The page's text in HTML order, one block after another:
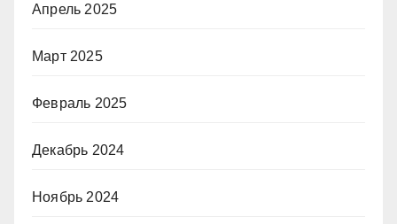
Апрель 2025
Март 2025
Февраль 2025
Декабрь 2024
Ноябрь 2024